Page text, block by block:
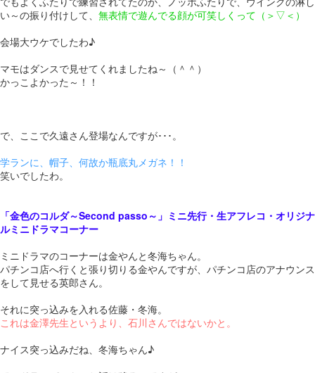
い～の振り付けして、 無表情で遊んでる顔が可笑しくって（＞▽＜）
会場大ウケでしたわ♪
マモはダンスで見せてくれましたね～（＾＾）
かっこよかった～！！
で、ここで久遠さん登場なんですが･･･。
学ランに、帽子、何故か瓶底丸メガネ！！
笑いでしたわ。
「金色のコルダ～Second passo～」ミニ先行・生アフレコ・オリジナ
ルミニドラマコーナー
ミニドラマのコーナーは金やんと冬海ちゃん。
パチンコ店へ行くと張り切りる金やんですが、パチンコ店のアナウンス
をして見せる英郎さん。
それに突っ込みを入れる佐藤・冬海。
これは金澤先生というより、石川さんではないかと。
ナイス突っ込みだね、冬海ちゃん♪